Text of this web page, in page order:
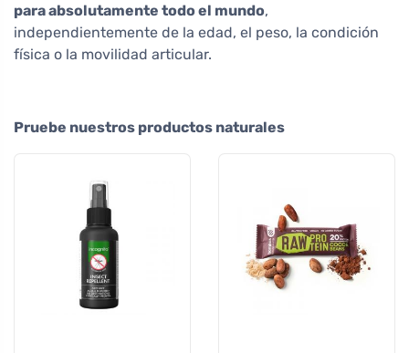
para absolutamente todo el mundo,
independientemente de la edad, el peso, la condición
física o la movilidad articular.
Pruebe nuestros productos naturales